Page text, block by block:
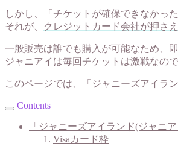
しかし、「チケットが確保できなかっ
それが、
クレジットカード会社が押さ
一般販売は誰でも購入が可能なため、
ジャニアイは毎回チケットは激戦なの
このページでは、「ジャニーズアイラ
Contents
「ジャニーズアイランド(ジャニ
Visaカード枠